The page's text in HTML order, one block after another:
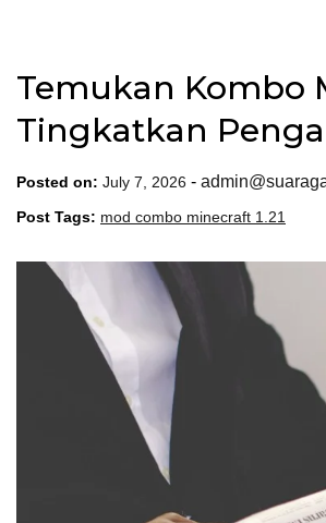
Temukan Kombo
Tingkatkan
Posted on: July 7, 2026 -
Post Tags: mod combo minecraft 1.21